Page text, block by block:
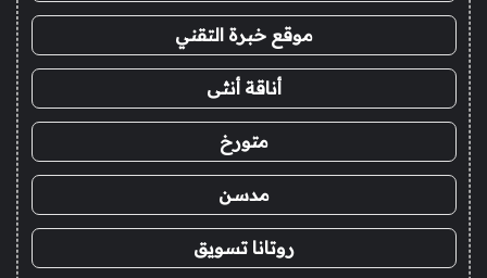
موقع خبرة التقني
أناقة أنثى
متورخ
مدسن
روتانا تسويق